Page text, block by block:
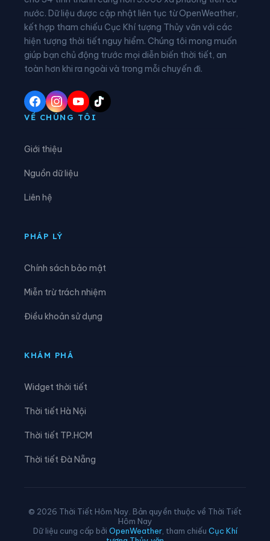
Xã Khánh Xuân Xã Kim Đồng
Xã Lũng Nặm Xã Lý Bôn
Xã Lý Quốc Xã Minh Khai
Xã Minh Tâm
Xã Nam Tuấn
Xã Sơn Lộ
Xã Vinh Quý
nước. Dữ liệu được cập nhật liên tục từ OpenWeather,
kết hợp tham chiếu Cục Khí tượng Thủy văn với các
hiện tượng thời tiết nguy hiểm. Chúng tôi mong muốn
giúp bạn chủ động trước mọi diễn biến thời tiết, an
toàn hơn khi ra ngoài và trong mỗi chuyến đi.
VỀ CHÚNG TÔI
Giới thiệu
Nguồn dữ liệu
Liên hệ
PHÁP LÝ
Chính sách bảo mật
Miễn trừ trách nhiệm
Điều khoản sử dụng
KHÁM PHÁ
Widget thời tiết
Thời tiết Hà Nội
Thời tiết TP.HCM
Thời tiết Đà Nẵng
© 2026 Thời Tiết Hôm Nay. Bản quyền thuộc về Thời Tiết
Hôm Nay
Dữ liệu cung cấp bởi OpenWeather, tham chiếu Cục Khí